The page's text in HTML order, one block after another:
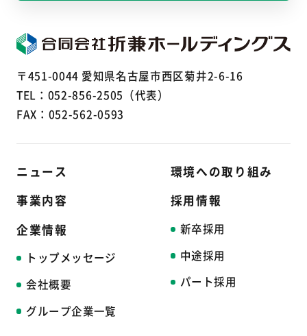
〒451-0044 愛知県名古屋市西区菊井2-6-16
TEL： 052-856-2505
（代表）
FAX：052-562-0593
ニュース
事業内容
企業情報
トップメッセージ
会社概要
グループ企業一覧
環境への取り組み
採用情報
新卒採用
中途採用
パート採用